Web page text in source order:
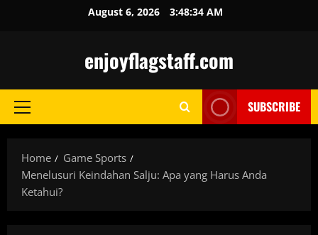
August 6, 2026 3:48:34 AM
enjoyflagstaff.com
Primary
SUBSCRIBE
Home
Game Sports
Menelusuri Keindahan Salju: Apa yang Harus Anda
Ketahui?